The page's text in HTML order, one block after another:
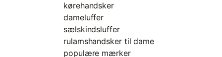
kørehandsker
dameluffer
sælskindsluffer
rulamshandsker til dame
populære mærker